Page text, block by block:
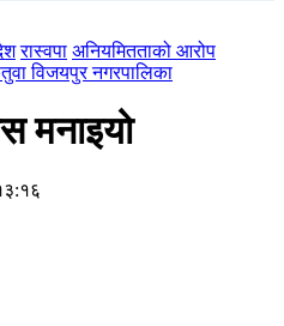
रास्वपा अनियमितताको आरोप
विजयपुर नगरपालिका
मनाइयो